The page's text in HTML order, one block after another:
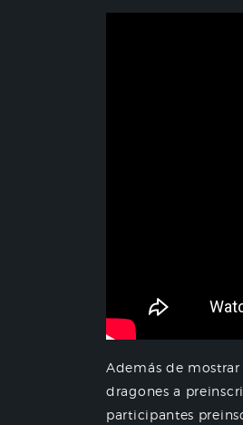
Además de
dragones a
participantes